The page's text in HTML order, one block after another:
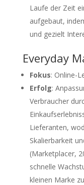
Laufe der Zeit
aufgebaut,
und gezielt
Everyday
Fokus: Online-
Erfolg:
Verbraucher
Lieferanten,
Skalierbarkeit
(Marketplacer,
schnelle
kleinen Marke